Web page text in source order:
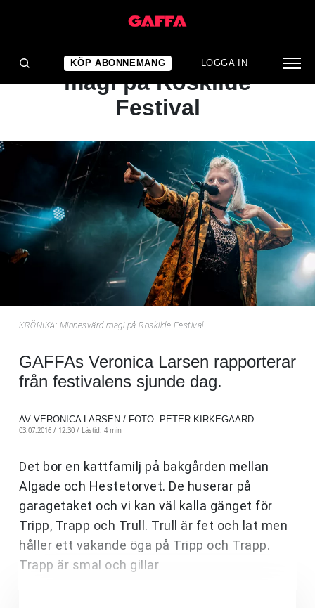
KÖP ABONNEMANG LOGGA IN
ARTIKEL
KRÖNIKA: Minnesvärd
magi på Roskilde
Festival
KRÖNIKA: Minnesvärd magi på Roskilde Festival
GAFFAs Veronica Larsen rapporterar
från festivalens sjunde dag.
AV VERONICA LARSEN / FOTO: PETER KIRKEGAARD
03.07.2016 / 12:30 / Lästid: 4 min
Det bor en kattfamilj på bakgården mellan
Algade och Hestetorvet. De huserar på
garagetaket och vi kan väl kalla gänget för
Tripp, Trapp och Trull. Trull är fet och lat men
håller ett vakande öga på Tripp och Trapp.
Trapp är smal och gillar